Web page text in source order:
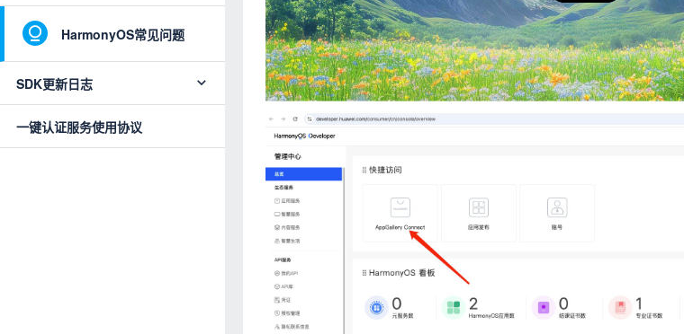
HarmonyOS常见问题
SDK更新日志
一键认证服务使用协议